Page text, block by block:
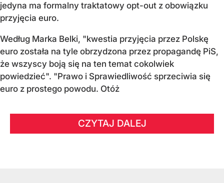
jedyna ma formalny traktatowy opt-out z obowiązku
przyjęcia euro.
Według Marka Belki, "kwestia przyjęcia przez Polskę
euro została na tyle obrzydzona przez propagandę PiS,
że wszyscy boją się na ten temat cokolwiek
powiedzieć". "Prawo i Sprawiedliwość sprzeciwia się
euro z prostego powodu. Otóż
CZYTAJ DALEJ